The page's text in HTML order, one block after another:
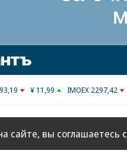
¥ 11,99 IMOEX 2297,42
сайте, вы соглашаетесь с